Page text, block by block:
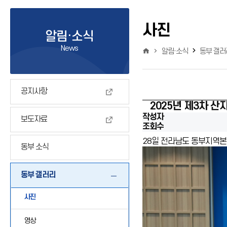
알림·소식
News
공지사항
보도자료
동부 소식
동부 갤러리
사진
영상
사진
알림·소식 동부 갤러
2025년 제3차 산
작성자
조회수
28일 전라남도 동부지역